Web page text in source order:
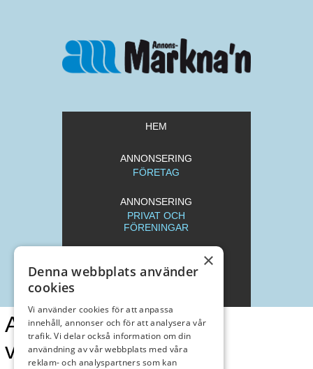
HEM
ANNONSERING
FÖRETAG
ANNONSERING
PRIVAT OCH
FÖRENINGAR
AnnonsMarknan
vecka 15
×
Denna webbplats använder
cookies
Vi använder cookies för att anpassa
innehåll, annonser och för att analysera vår
trafik. Vi delar också information om din
användning av vår webbplats med våra
reklam- och analyspartners som kan